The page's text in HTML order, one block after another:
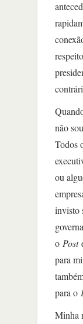
não
Todos
ou
invisto
o Post
para
para o
Minha